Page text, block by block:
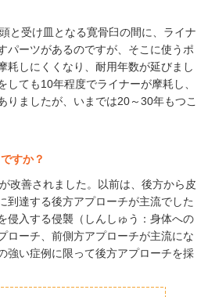
と受け皿となる寛骨臼の間に、ライナ
パーツがあるのですが、そこに使うポ
耗しにくくなり、耐用年数が延びまし
しても10年程度でライナーが摩耗し、
りましたが、いまでは20～30年もつこ
すか？
改善されました。以前は、後方から皮
到達する後方アプローチが主流でした
侵入する侵襲（しんしゅう：身体への
ローチ、前側方アプローチが主流にな
強い症例に限って後方アプローチを採